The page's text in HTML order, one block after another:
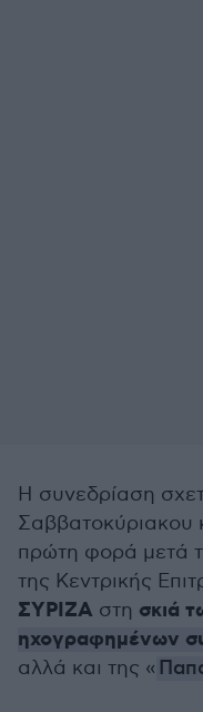
Η συνεδρίαση
Σαββατοκύριακου
πρώτη φορά μετά
της Κεντρικής
ΣΥΡΙΖΑ στη σκιά
ηχογραφημένων
αλλά και της «